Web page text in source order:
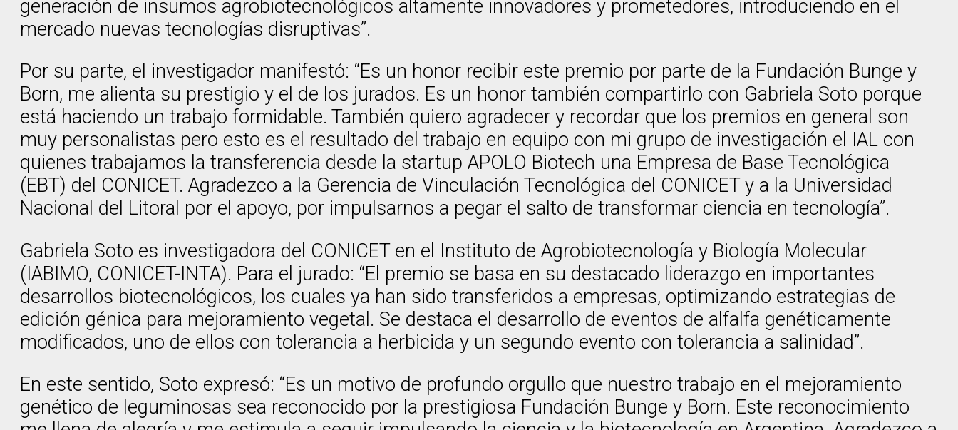
generación de insumos agrobiotecnológicos altamente innovadores y prometedores, introduciendo en el
mercado nuevas tecnologías disruptivas”.
Por su parte, el investigador manifestó: “Es un honor recibir este premio por parte de la Fundación Bunge y
Born, me alienta su prestigio y el de los jurados. Es un honor también compartirlo con Gabriela Soto porque
está haciendo un trabajo formidable. También quiero agradecer y recordar que los premios en general son
muy personalistas pero esto es el resultado del trabajo en equipo con mi grupo de investigación el IAL con
quienes trabajamos la transferencia desde la startup APOLO Biotech una Empresa de Base Tecnológica
(EBT) del CONICET. Agradezco a la Gerencia de Vinculación Tecnológica del CONICET y a la Universidad
Nacional del Litoral por el apoyo, por impulsarnos a pegar el salto de transformar ciencia en tecnología”.
Gabriela Soto es investigadora del CONICET en el Instituto de Agrobiotecnología y Biología Molecular
(IABIMO, CONICET-INTA). Para el jurado: “El premio se basa en su destacado liderazgo en importantes
desarrollos biotecnológicos, los cuales ya han sido transferidos a empresas, optimizando estrategias de
edición génica para mejoramiento vegetal. Se destaca el desarrollo de eventos de alfalfa genéticamente
modificados, uno de ellos con tolerancia a herbicida y un segundo evento con tolerancia a salinidad”.
En este sentido, Soto expresó: “Es un motivo de profundo orgullo que nuestro trabajo en el mejoramiento
genético de leguminosas sea reconocido por la prestigiosa Fundación Bunge y Born. Este reconocimiento